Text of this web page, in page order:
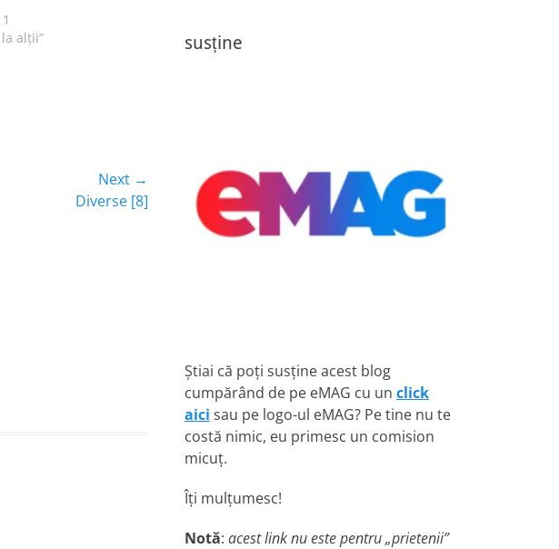
alţii”
Next →
Diverse [8]
susține
Știai că poți susține acest blog
cumpărând de pe eMAG cu un click
aici sau pe logo-ul eMAG? Pe tine nu te
costă nimic, eu primesc un comision
micuț.
Îți mulțumesc!
Notă: acest link nu este pentru „prietenii”